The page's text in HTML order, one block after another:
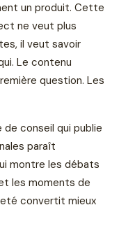
un produit. Cette
ne veut plus
il veut savoir
Le contenu
question. Les
conseil qui publie
paraît
montre les débats
les moments de
convertit mieux